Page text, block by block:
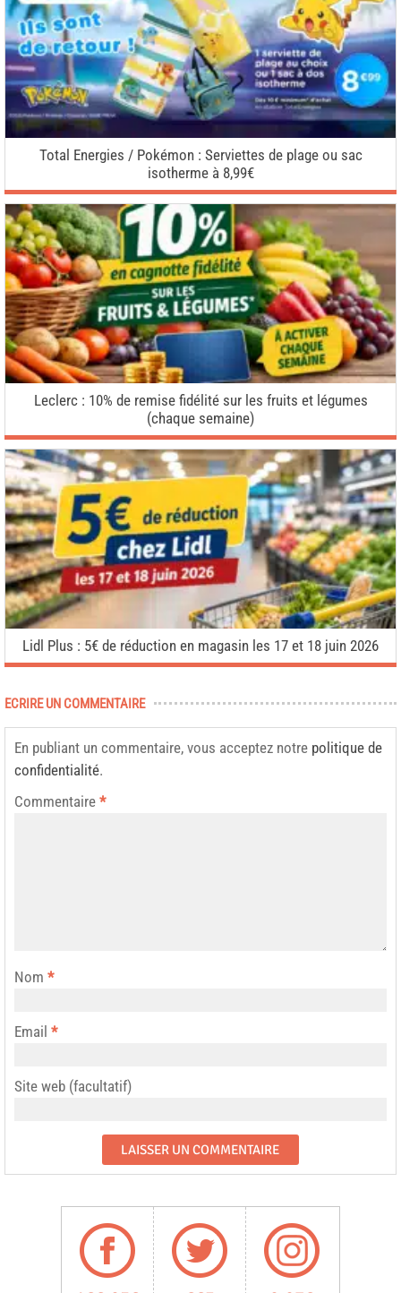
Total Energies / Pokémon : Serviettes de plage ou sac
isotherme à 8,99€
Leclerc : 10% de remise fidélité sur les fruits et légumes
(chaque semaine)
Lidl Plus : 5€ de réduction en magasin les 17 et 18 juin 2026
ECRIRE UN COMMENTAIRE
En publiant un commentaire, vous acceptez notre politique de
confidentialité.
Commentaire *
Nom *
Email *
Site web (facultatif)